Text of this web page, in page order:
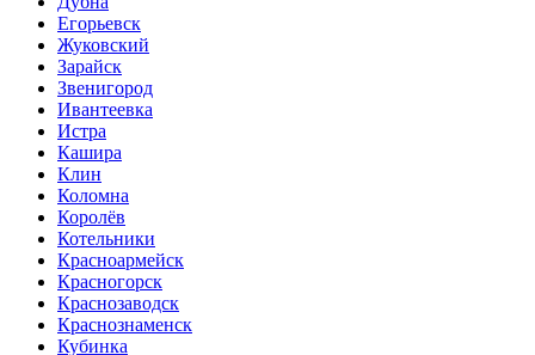
Егорьевск
Жуковский
Зарайск
Звенигород
Ивантеевка
Истра
Кашира
Клин
Коломна
Королёв
Котельники
Красноармейск
Красногорск
Краснозаводск
Краснознаменск
Кубинка